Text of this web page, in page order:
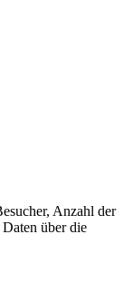
Anzahl der
über die